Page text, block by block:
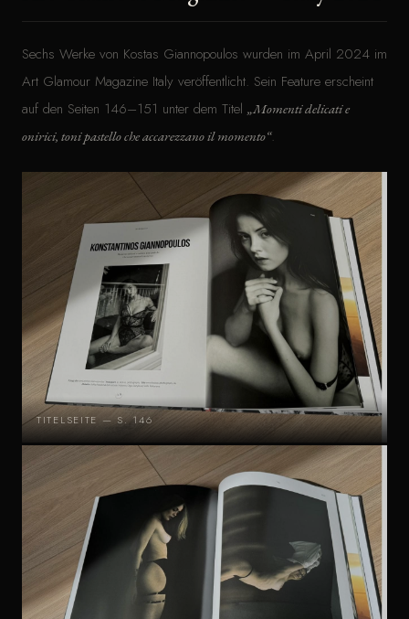
Sechs Werke von Kostas Giannopoulos wurden im April 2024 im
Art Glamour Magazine Italy veröffentlicht. Sein Feature erscheint
auf den Seiten 146–151 unter dem Titel „Momenti delicati e
onirici, toni pastello che accarezzano il momento“.
TITELSEITE — S. 146